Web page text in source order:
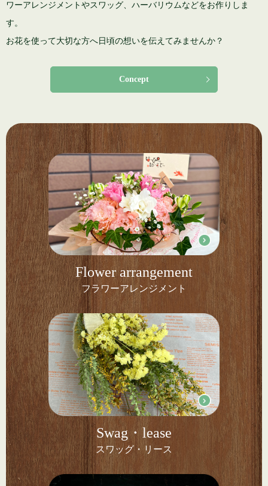
ワーアレンジメントやスワッグ、ハーバリウムなどをお作りしま
す。
お花を使って大切な方へ日頃の想いを伝えてみませんか？
Concept
Flower arrangement
フラワーアレンジメント
Swag・lease
スワッグ・リース